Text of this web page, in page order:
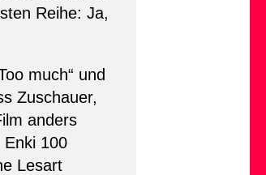
Reihe: Ja,
much“ und
Zuschauer,
anders
100
Lesart